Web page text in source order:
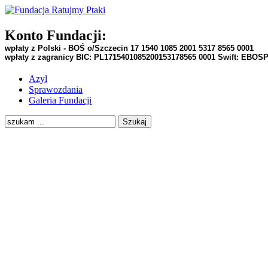
Konto Fundacji:
wpłaty z Polski - BOŚ o/Szczecin 17 1540 1085 2001 5317 8565 0001
wpłaty z zagranicy BIC: PL1715401085200153178565 0001 Swift:
Azyl
Sprawozdania
Galeria Fundacji
Szukaj